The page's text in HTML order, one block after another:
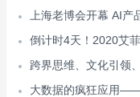
上海老博会开幕 AI产
倒计时4天！2020艾
跨界思维、文化引领
大数据的疯狂应用——